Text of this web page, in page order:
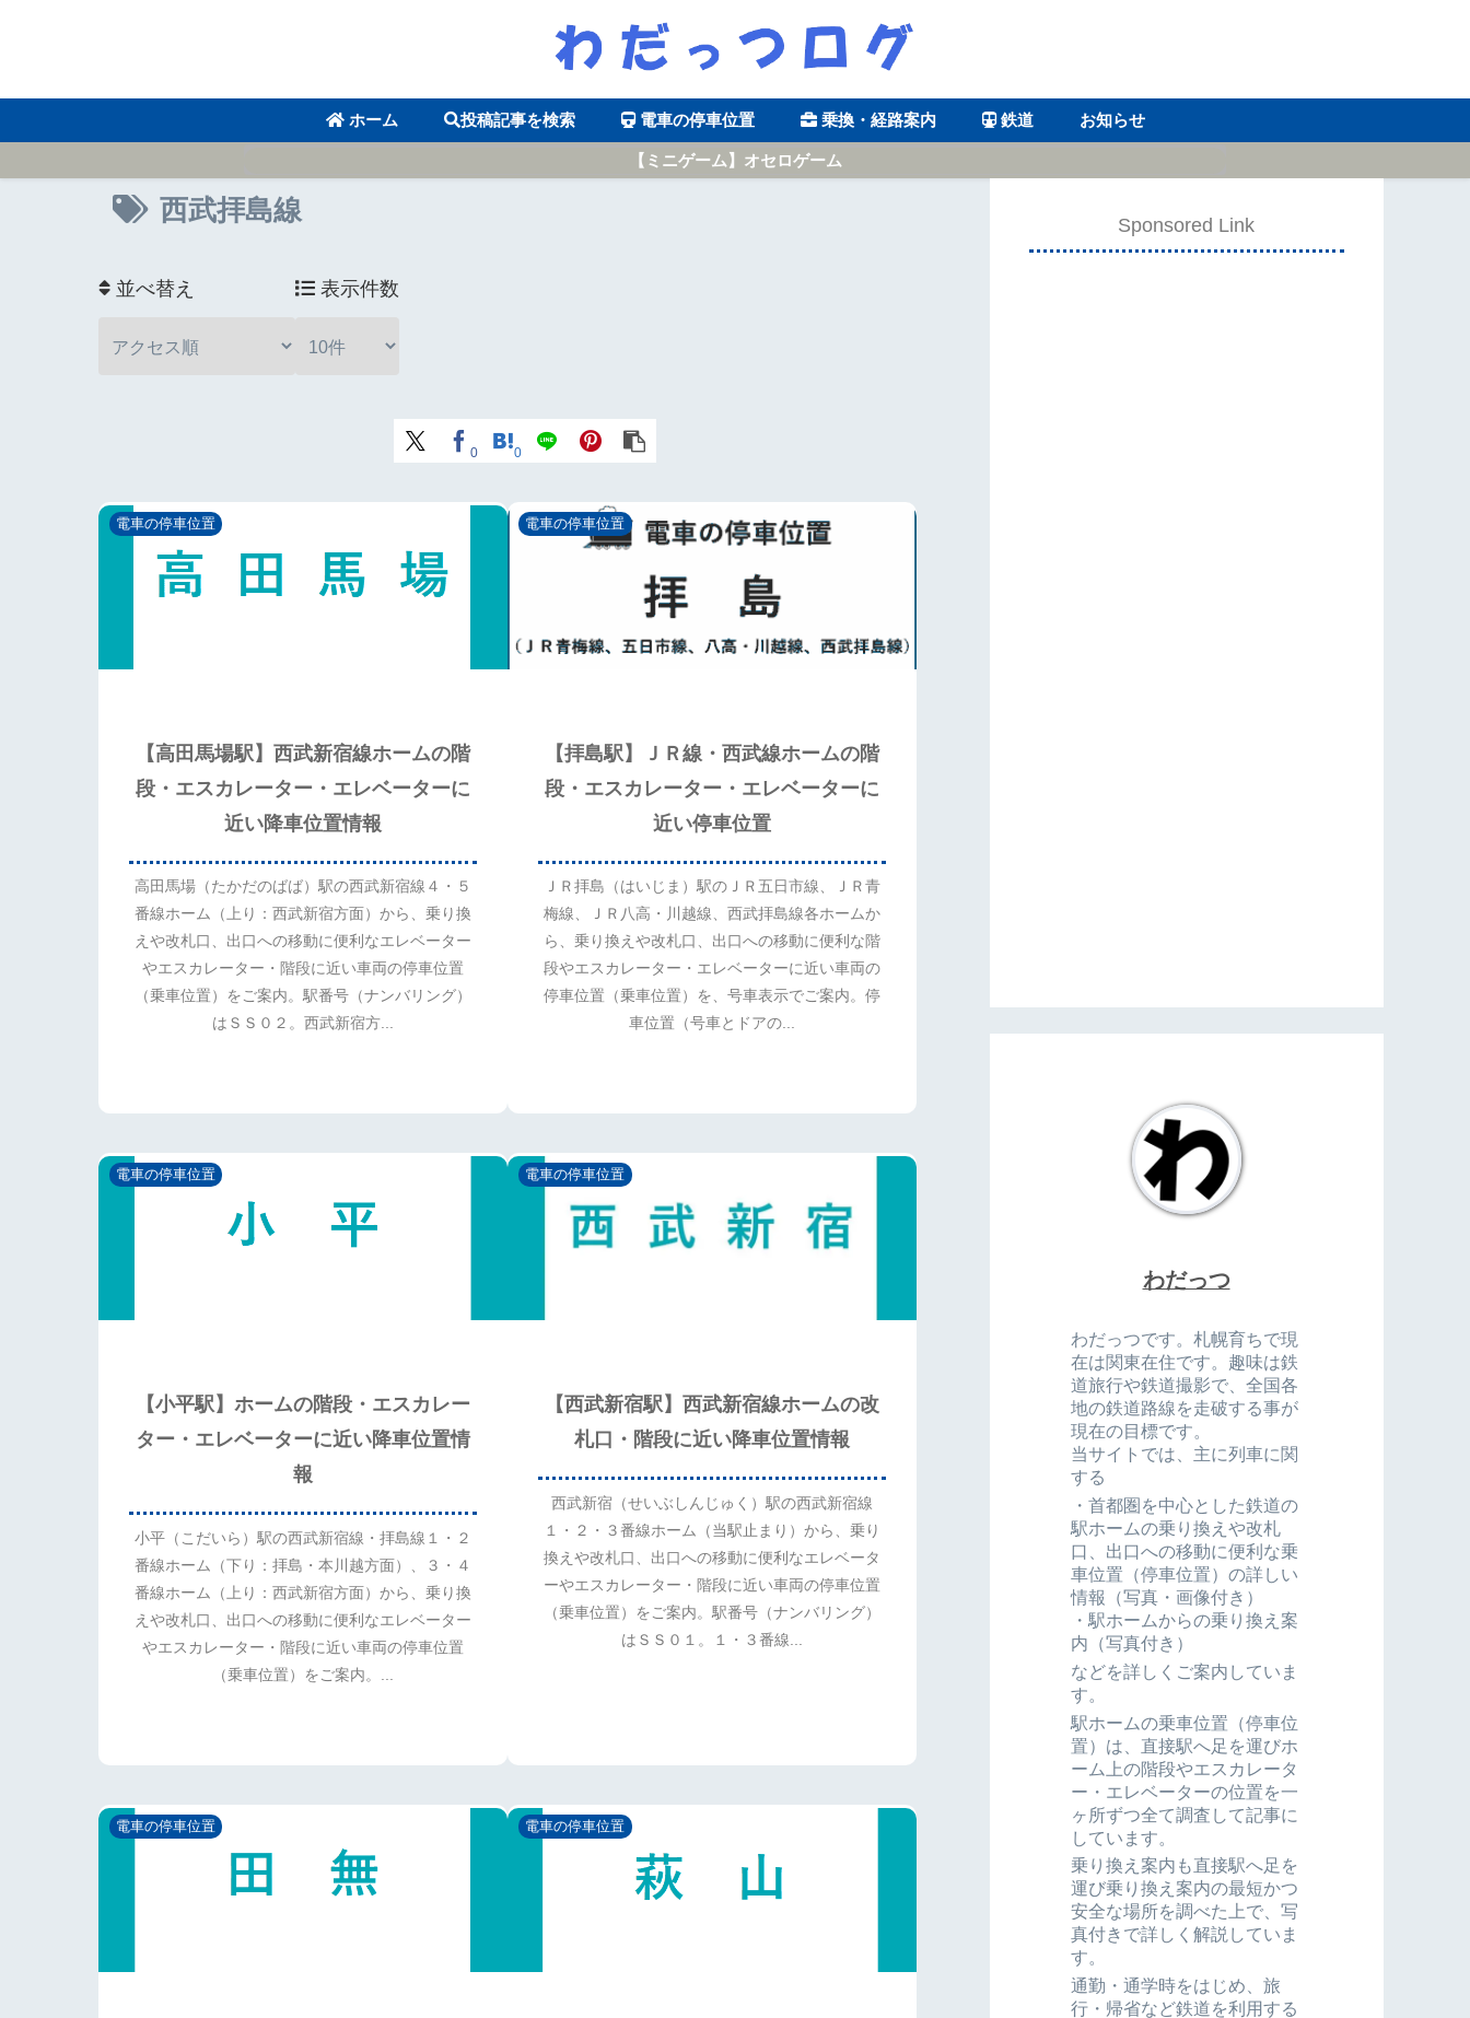
ホーム 投稿記事を検索 電車の停車位置 乗換・経路案内 鉄道 お知らせ
【ミニゲーム】オセロゲーム
西武拝島線
並べ替え 表示件数
0 0
電車の停車位置
【高田馬場駅】西武新宿線ホームの階
段・エスカレーター・エレベーターに
近い降車位置情報
高田馬場（たかだのばば）駅の西武新宿線４・５
番線ホーム（上り：西武新宿方面）から、乗り換
えや改札口、出口への移動に便利なエレベーター
やエスカレーター・階段に近い車両の停車位置
（乗車位置）をご案内。駅番号（ナンバリング）
はＳＳ０２。西武新宿方...
電車の停車位置
【拝島駅】ＪＲ線・西武線ホームの階
段・エスカレーター・エレベーターに
近い停車位置
ＪＲ拝島（はいじま）駅のＪＲ五日市線、ＪＲ青
梅線、ＪＲ八高・川越線、西武拝島線各ホームか
ら、乗り換えや改札口、出口への移動に便利な階
段やエスカレーター・エレベーターに近い車両の
停車位置（乗車位置）を、号車表示でご案内。停
車位置（号車とドアの...
電車の停車位置
【小平駅】ホームの階段・エスカレー
ター・エレベーターに近い降車位置情
報
小平（こだいら）駅の西武新宿線・拝島線１・２
番線ホーム（下り：拝島・本川越方面）、３・４
番線ホーム（上り：西武新宿方面）から、乗り換
えや改札口、出口への移動に便利なエレベーター
やエスカレーター・階段に近い車両の停車位置
（乗車位置）をご案内。...
電車の停車位置
【西武新宿駅】西武新宿線ホームの改
札口・階段に近い降車位置情報
西武新宿（せいぶしんじゅく）駅の西武新宿線
１・２・３番線ホーム（当駅止まり）から、乗り
換えや改札口、出口への移動に便利なエレベータ
ーやエスカレーター・階段に近い車両の停車位置
（乗車位置）をご案内。駅番号（ナンバリング）
はＳＳ０１。１・３番線...
電車の停車位置 電車の停車位置
Sponsored Link
わだっつ
わだっつです。札幌育ちで現
在は関東在住です。趣味は鉄
道旅行や鉄道撮影で、全国各
地の鉄道路線を走破する事が
現在の目標です。
当サイトでは、主に列車に関
する
・首都圏を中心とした鉄道の
駅ホームの乗り換えや改札
口、出口への移動に便利な乗
車位置（停車位置）の詳しい
情報（写真・画像付き）
・駅ホームからの乗り換え案
内（写真付き）
などを詳しくご案内していま
す。
駅ホームの乗車位置（停車位
置）は、直接駅へ足を運びホ
ーム上の階段やエスカレータ
ー・エレベーターの位置を一
ヶ所ずつ全て調査して記事に
しています。
乗り換え案内も直接駅へ足を
運び乗り換え案内の最短かつ
安全な場所を調べた上で、写
真付きで詳しく解説していま
す。
通勤・通学時をはじめ、旅
行・帰省など鉄道を利用する